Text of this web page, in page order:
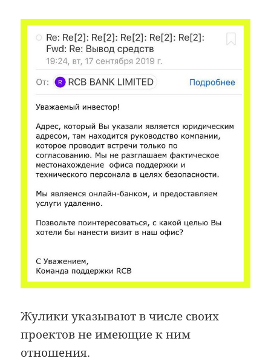
Жулики указывают в числе своих
проектов не имеющие к ним
отношения.